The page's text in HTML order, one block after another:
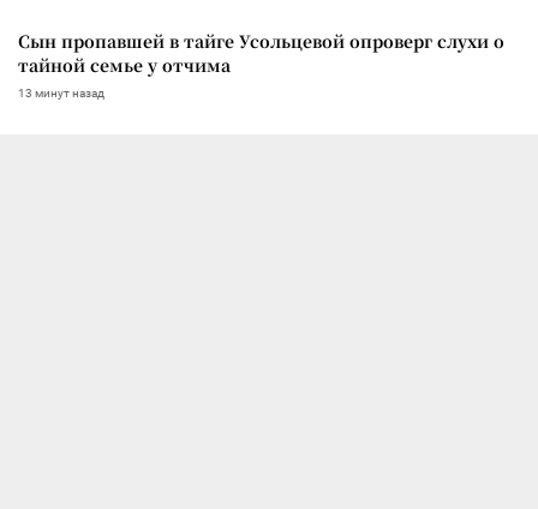
Сын пропавшей в тайге Усольцевой опроверг слухи о
тайной семье у отчима
13 минут назад